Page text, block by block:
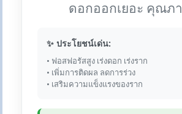
ดอกออกเยอะ คุณภ
✨ ประโยชน์เด่น:
• ฟอสฟอรัสสูง เร่งดอก เร่งราก
• เพิ่มการติดผล ลดการร่วง
• เสริมความแข็งแรงของราก